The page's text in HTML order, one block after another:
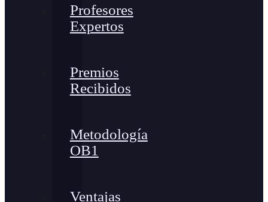
Profesores
Expertos
Premios
Recibidos
Metodología
OB1
Ventajas